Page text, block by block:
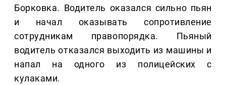
Борковка. Водитель оказался сильно пьян
и начал оказывать сопротивление
сотрудникам правопорядка. Пьяный
водитель отказался выходить из машины и
напал на одного из полицейских с
кулаками.